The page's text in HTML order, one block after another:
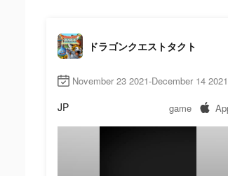
ドラゴンクエストタクト
November 23 2021-December 14 2021
JP game